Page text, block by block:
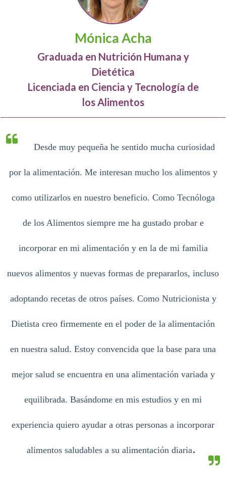
Mónica Acha
Graduada en Nutrición Humana y
Dietética
Licenciada en Ciencia y Tecnología de
los Alimentos
Desde muy pequeña he sentido mucha curiosidad
por la alimentación. Me interesan mucho los alimentos y
como utilizarlos en nuestro beneficio. Como Tecnóloga
de los Alimentos siempre me ha gustado probar e
incorporar en mi alimentación y en la de mi familia
nuevos alimentos y nuevas formas de prepararlos, incluso
adoptando recetas de otros países. Como Nutricionista y
Dietista creo firmemente en el poder de la alimentación
en nuestra salud. Estoy convencida que la base para una
mejor salud se encuentra en una alimentación variada y
equilibrada. Basándome en mis estudios y en mi
experiencia quiero ayudar a otras personas a incorporar
alimentos saludables a su alimentación diaria.